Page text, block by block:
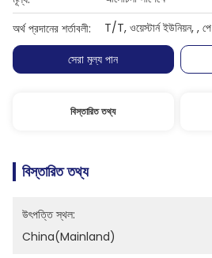
অর্থ প্রদানের শর্তাবলী:
T/T, ওয়েস্টার্ন ইউনিয়ন, , পে
সেরা মূল্য পান
বিস্তারিত তথ্য
বিস্তারিত তথ্য
উৎপত্তি স্থল:
China(mainland)